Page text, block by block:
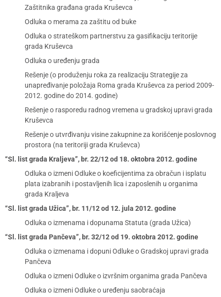
Zaštitnika građana grada Kruševca
Odluka o merama za zaštitu od buke
Odluka o strateškom partnerstvu za gasifikaciju teritorije
grada Kruševca
Odluka o uređenju grada
Rešenje (o produženju roka za realizaciju Strategije za
unapređivanje položaja Roma grada Kruševca za period 2009-
2012. godine do 2014. godine)
Rešenje o rasporedu radnog vremena u gradskoj upravi grada
Kruševca
Rešenje o utvrđivanju visine zakupnine za korišćenje poslovnog
prostora (na teritoriji grada Kruševca)
“Sl. list grada Kraljeva”, br. 22/12 od 18. oktobra 2012. godine
Odluka o izmeni Odluke o koeficijentima za obračun i isplatu
plata izabranih i postavljenih lica i zaposlenih u organima
grada Kraljeva
“Sl. list grada Užica”, br. 11/12 od 12. jula 2012. godine
Odluka o izmenama i dopunama Statuta (grada Užica)
“Sl. list grada Pančeva”, br. 32/12 od 19. oktobra 2012. godine
Odluka o izmenama i dopuni Odluke o Gradskoj upravi grada
Pančeva
Odluka o izmeni Odluke o izvršnim organima grada Pančeva
Odluka o izmeni Odluke o uređenju saobraćaja